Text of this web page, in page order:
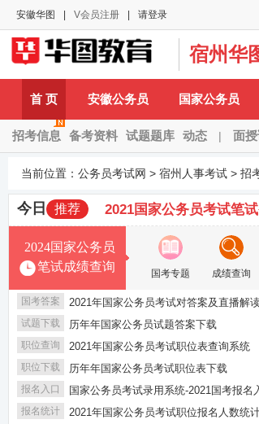
安徽华图 V会员注册 请登录
宿州华
A-H： 安
首 页 安徽公务员 国家公务员
招考信息 备考资料 试题题库 动态 | 面
当前位置： 公务员考试网 > 宿州人事考试 > 招
今日 推荐 2021国家公务员考试笔
2024国家公务员
笔试成绩查询
国考专题 成绩查询
国考答案 2021年国家公务员考试对答案及直播解
试题下载 历年年国家公务员试题答案下载
职位查询 2021年国家公务员考试职位表查询系统
职位下载 历年年国家公务员考试职位表下载
报名入口 国家公务员考试录用系统-2021国考报名
报名统计 2021年国家公务员考试职位报名人数统